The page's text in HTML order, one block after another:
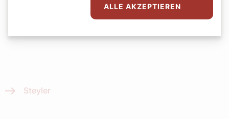
Steyler
ALLE AKZEPTIEREN